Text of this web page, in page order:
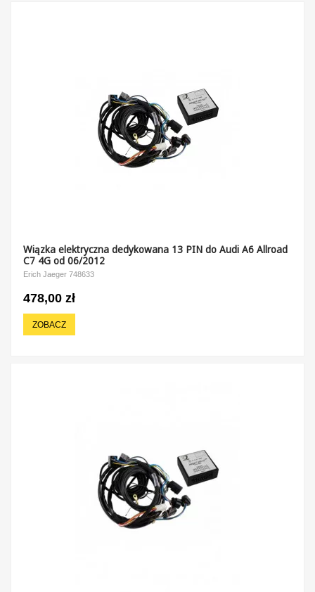
Wiązka elektryczna dedykowana 13 PIN do Audi A6 Allroad
C7 4G od 06/2012
Erich Jaeger 748633
478,00 zł
ZOBACZ